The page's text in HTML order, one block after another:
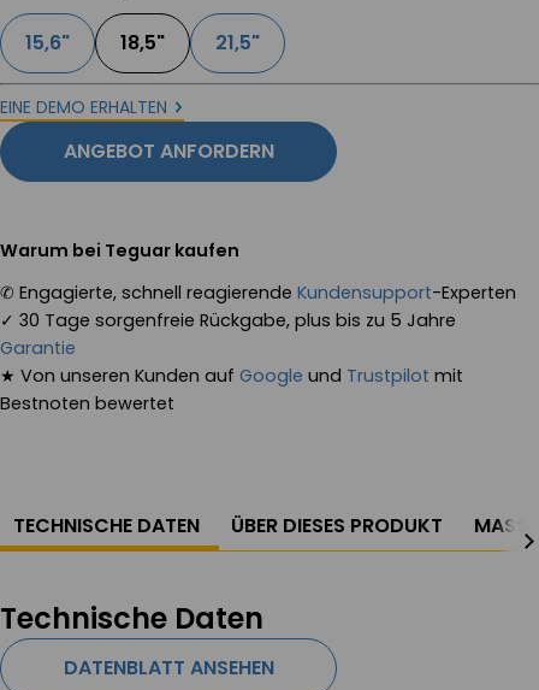
15,6" 18,5" 21,5"
EINE DEMO ERHALTEN
ANGEBOT ANFORDERN
Warum bei Teguar kaufen
✆ Engagierte, schnell reagierende Kundensupport-Experten
✓ 30 Tage sorgenfreie Rückgabe, plus bis zu 5 Jahre
Garantie
★ Von unseren Kunden auf Google und Trustpilot mit
Bestnoten bewertet
TECHNISCHE DATEN ÜBER DIESES PRODUKT
Technische Daten
DATENBLATT ANSEHEN